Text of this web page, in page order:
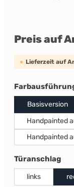
Preis auf
Lieferzeit auf
Basisversion
Handpainted
Handpainted
Türanschlag
links